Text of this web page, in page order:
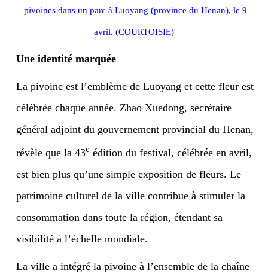
pivoines dans un parc à Luoyang (province du Henan), le 9
avril. (COURTOISIE)
Une identité marquée
La pivoine est l’emblème de Luoyang et cette fleur est
célébrée chaque année. Zhao Xuedong, secrétaire
général adjoint du gouvernement provincial du Henan,
révèle que la 43e édition du festival, célébrée en avril,
est bien plus qu’une simple exposition de fleurs. Le
patrimoine culturel de la ville contribue à stimuler la
consommation dans toute la région, étendant sa
visibilité à l’échelle mondiale.
La ville a intégré la pivoine à l’ensemble de la chaîne